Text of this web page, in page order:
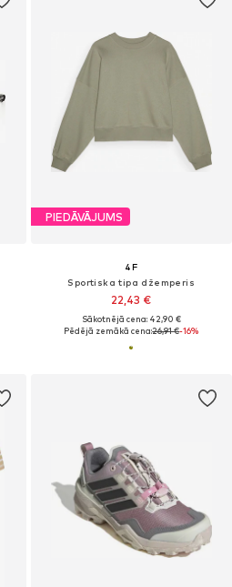
PIEDĀVĀJUMS
4F
Sportiska tipa džemperis
22,43 €
Sākotnējā cena: 42,90 €
Pēdējā zemākā cena:26,91 €-16%